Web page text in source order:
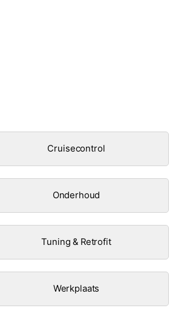
Cruisecontrol
Onderhoud
Tuning & Retrofit
Werkplaats